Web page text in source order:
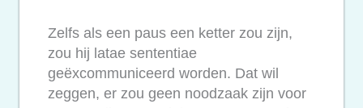
Zelfs als een paus een ketter zou zijn,
zou hij latae sententiae
geëxcommuniceerd worden. Dat wil
zeggen, er zou geen noodzaak zijn voor